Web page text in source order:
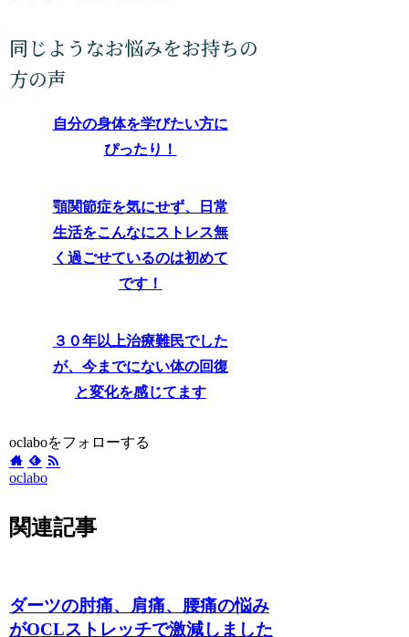
自分の身体を学びたい方に
ぴったり！
顎関節症を気にせず、日常
生活をこんなにストレス無
く過ごせているのは初めて
です！
３０年以上治療難民でした
が、今までにない体の回復
と変化を感じてます
oclaboをフォローする
oclabo
関連記事
ダーツの肘痛、肩痛、腰痛の悩み
がOCLストレッチで激減しました